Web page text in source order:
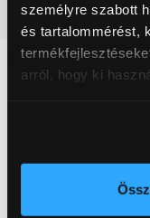
személyre szabott
és tartalommérést,
arról, hogy ki
Az Ön
Vásárlói vélemények